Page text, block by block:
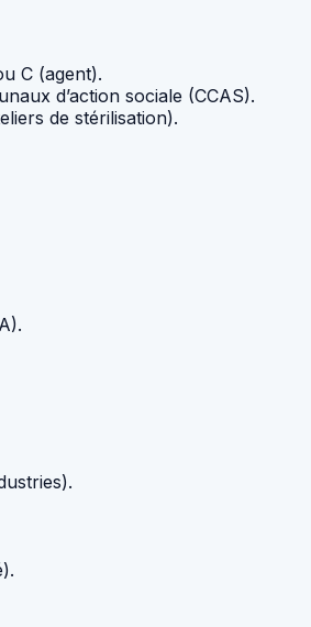
C (agent).
d’action sociale (CCAS).
de stérilisation).